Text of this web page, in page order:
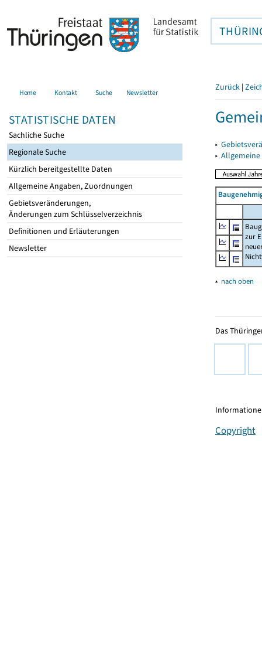
Home Kontakt Suche Newsletter
STATISTISCHE DATEN
Sachliche Suche
Regionale Suche
Kürzlich bereitgestellte Daten
Allgemeine Angaben, Zuordnungen
Gebietsveränderungen,
Änderungen zum Schlüsselverzeichnis
Definitionen und Erläuterungen
Newsletter
Zurück |
▸
▸
zur
▴ nach oben
Das
Copyright